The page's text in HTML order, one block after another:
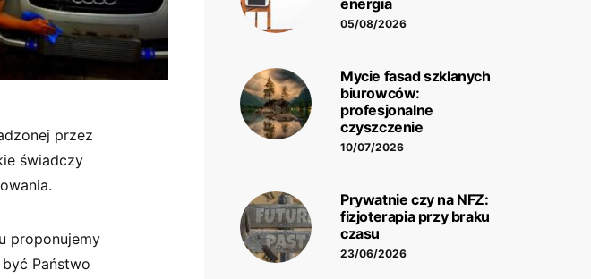
przez
świadczy
proponujemy
Państwo
energia
05/08/2026
Mycie fasad szklanych
biurowców:
profesjonalne
czyszczenie
10/07/2026
Prywatnie czy na NFZ:
fizjoterapia przy braku
czasu
23/06/2026